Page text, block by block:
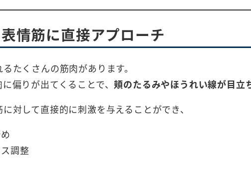
情筋に直接アプローチ
たくさんの筋肉があります。
偏りが出てくることで、頬のたるみやほうれい線が目立
対して直接的に刺激を与えることができ、
調整